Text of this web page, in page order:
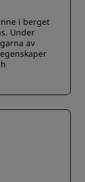
i berget
Under
av